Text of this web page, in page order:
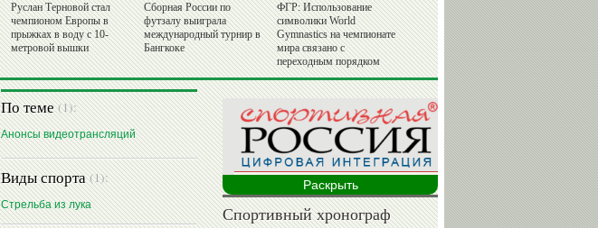
Руслан Терновой стал
чемпионом Европы в
прыжках в воду с 10-
метровой вышки
Сборная России по
футзалу выиграла
международный турнир в
Бангкоке
ФГР: Использование
символики World
Gymnastics на чемпионате
мира связано с
переходным порядком
По теме(1):
Анонсы видеотрансляций
Виды спорта(1):
Стрельба из лука
Раскрыть
Спортивный хронограф